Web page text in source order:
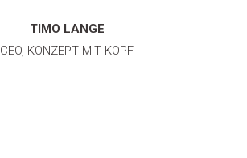
TIMO LANGE
CEO, KONZEPT MIT KOPF